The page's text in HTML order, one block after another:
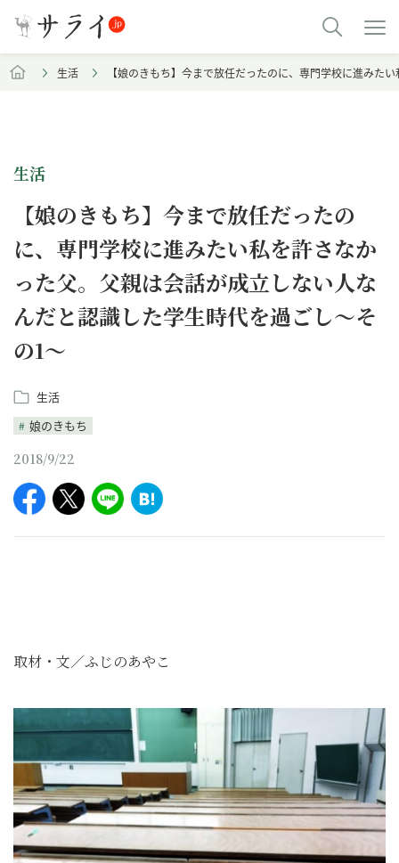
生活 【娘のきもち】今まで放任だったのに、専門学校に進みた
生活
【娘のきもち】今まで放任だったの
に、専門学校に進みたい私を許さなか
った父。父親は会話が成立しない人な
んだと認識した学生時代を過ごし～そ
の1～
生活
娘のきもち
2018/9/22
取材・文／ふじのあやこ